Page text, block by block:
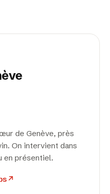
de Genève, près
On intervient dans
en présentiel.
↗